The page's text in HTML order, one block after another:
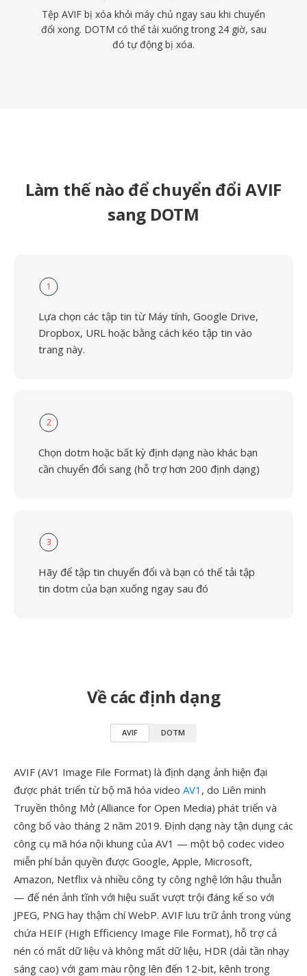
Tệp AVIF bị xóa khỏi máy chủ ngay sau khi chuyển
đổi xong. DOTM có thể tải xuống trong 24 giờ, sau
đó tự động bị xóa.
Làm thế nào để chuyển đổi AVIF
sang DOTM
1
Lựa chọn các tập tin từ Máy tính, Google Drive,
Dropbox, URL hoặc bằng cách kéo tập tin vào
trang này.
2
Chọn dotm hoặc bất kỳ định dạng nào khác bạn
cần chuyển đổi sang (hỗ trợ hơn 200 định dạng)
3
Hãy để tập tin chuyển đổi và bạn có thể tải tập
tin dotm của bạn xuống ngay sau đó
Về các định dạng
AVIF DOTM
AVIF (AV1 Image File Format) là định dạng ảnh hiện đại
được phát triển từ bộ mã hóa video AV1 , do Liên minh
Truyền thông Mở (Alliance for Open Media) phát triển và
công bố vào tháng 2 năm 2019. Định dạng này tận dụng các
công cụ mã hóa nội khung của AV1 — một bộ codec video
miễn phí bản quyền được Google, Apple, Microsoft,
Amazon, Netflix và nhiều công ty công nghệ lớn hậu thuẫn
— để nén ảnh tĩnh với hiệu suất vượt trội đáng kể so với
JPEG, PNG hay thậm chí WebP. AVIF lưu trữ ảnh trong vùng
chứa HEIF (High Efficiency Image File Format), hỗ trợ cả
nén có mất dữ liệu và không mất dữ liệu, HDR (dải tần nhạy
sáng cao) với gam màu rộng lên đến 12-bit, kênh trong